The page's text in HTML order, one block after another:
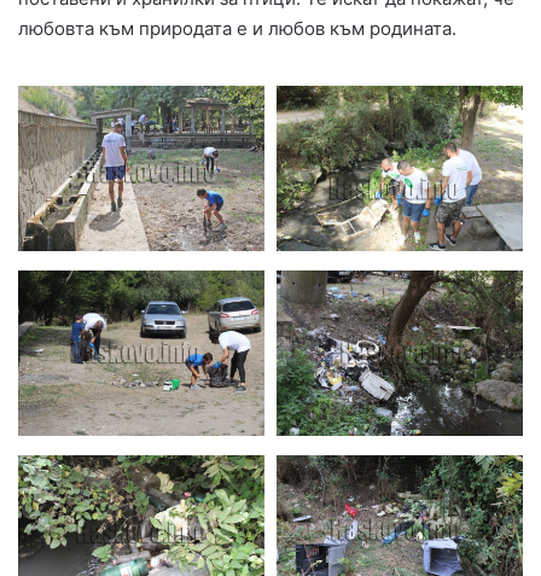
любовта към природата е и любов към родината.